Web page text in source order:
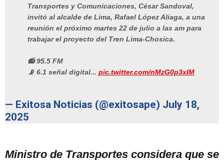
Transportes y Comunicaciones, César Sandoval,
invitó al alcalde de Lima, Rafael López Aliaga, a una
reunión el próximo martes 22 de julio a las am para
trabajar el proyecto del Tren Lima-Chosica.
📻 95.5 FM
📡 6.1 señal digital... pic.twitter.com/nMzG0p3xIM
— Exitosa Noticias (@exitosape) July 18,
2025
Ministro de Transportes considera que se